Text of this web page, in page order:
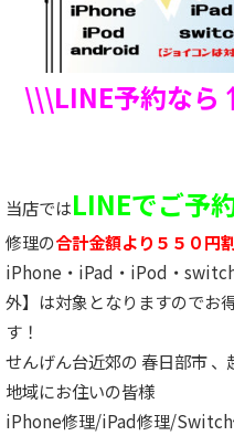
\\\LINE予約な
当店ではLINEでご予
修理の合計金額より５５０円
iPhone・iPad・iPod・
外】は対象となりますのでお
す！
せんげん台近郊の 春日部市
地域にお住いの皆様
iPhone修理/iPad修理/